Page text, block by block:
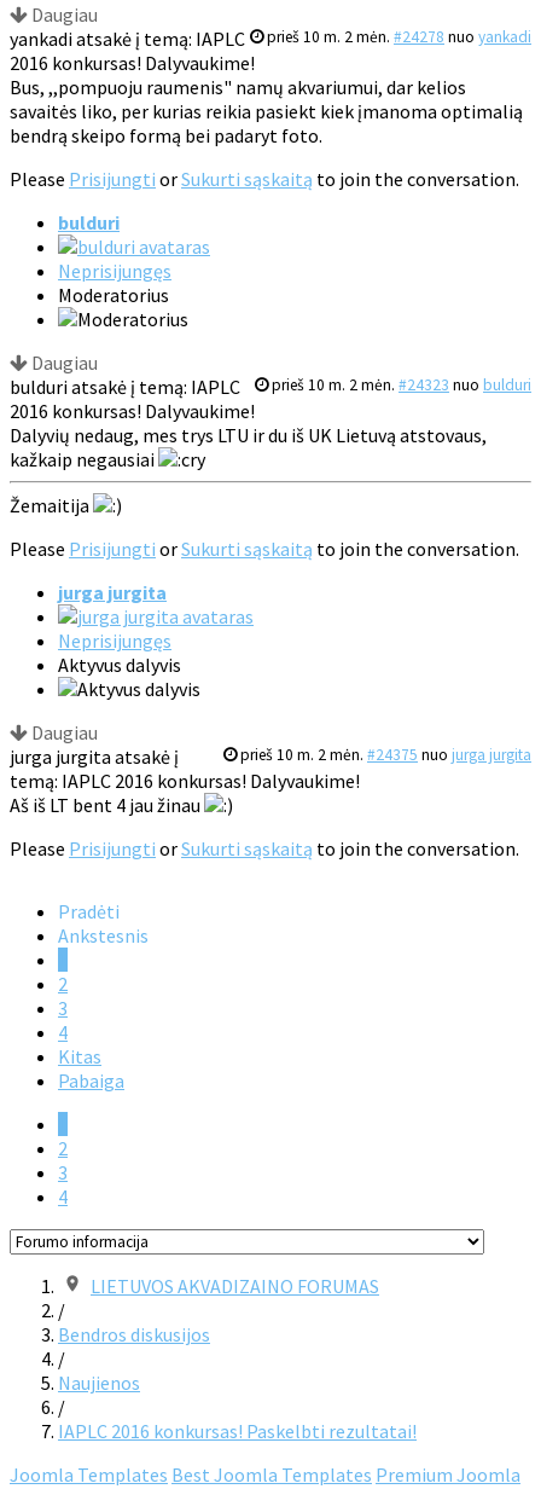
Daugiau
prieš 10 m. 2 mėn. #24278 nuo yankadi
yankadi atsakė į temą: IAPLC
2016 konkursas! Dalyvaukime!
Bus, ,,pompuoju raumenis" namų akvariumui, dar kelios
savaitės liko, per kurias reikia pasiekt kiek įmanoma optimalią
bendrą skeipo formą bei padaryt foto.
Please Prisijungti orSukurti sąskaitą to join the conversation.
bulduri
Neprisijungęs
Moderatorius
Daugiau
prieš 10 m. 2 mėn. #24323 nuo bulduri
bulduri atsakė į temą: IAPLC
2016 konkursas! Dalyvaukime!
Dalyvių nedaug, mes trys LTU ir du iš UK Lietuvą atstovaus,
kažkaip negausiai
Žemaitija
Please Prisijungti orSukurti sąskaitą to join the conversation.
jurga jurgita
Neprisijungęs
Aktyvus dalyvis
Daugiau
prieš 10 m. 2 mėn. #24375 nuo jurga jurgita
jurga jurgita atsakė į
temą: IAPLC 2016 konkursas! Dalyvaukime!
Aš iš LT bent 4 jau žinau
Please Prisijungti orSukurti sąskaitą to join the conversation.
Pradėti
Ankstesnis
2
3
4
Kitas
Pabaiga
2
3
4
LIETUVOS AKVADIZAINO FORUMAS
/
Bendros diskusijos
/
Naujienos
/
IAPLC 2016 konkursas! Paskelbti rezultatai!
Joomla Templates Best Joomla Templates Premium Joomla